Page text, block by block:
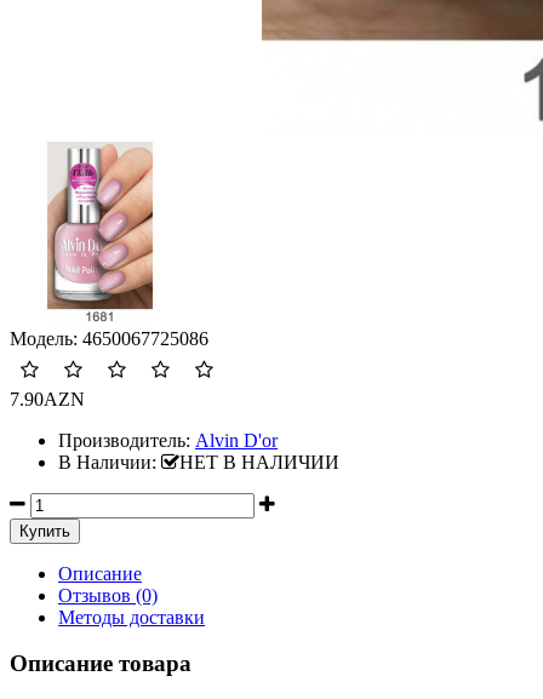
Модель: 4650067725086
7.90AZN
Производитель: Alvin D'or
В Наличии:
НЕТ В НАЛИЧИИ
Описание
Отзывов (0)
Методы доставки
Описание товара